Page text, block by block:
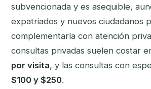
subvencionada y es asequible,
expatriados y nuevos ciudadanos
complementarla con atención
consultas privadas suelen costar
por visita, y las consultas con
$100 y $250.